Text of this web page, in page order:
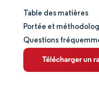
Taille et part de
Analyse du marché
Tendances et
Table des matières
Portée et
Questions